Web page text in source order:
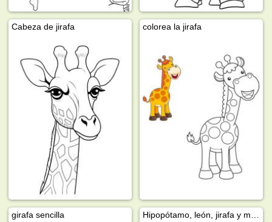
Cabeza de jirafa colorea la jirafa
girafa sencilla Hipopótamo, león, jirafa y mono